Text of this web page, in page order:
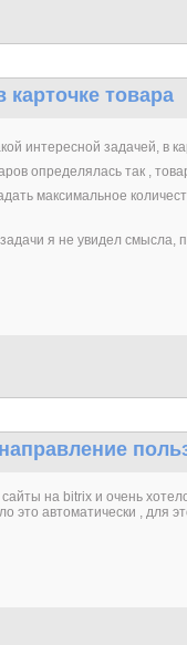
товара
интересной задачей, в
определялась так ,
максимальное
я не увидел смысла,
на bitrix и очень
это автоматически , для